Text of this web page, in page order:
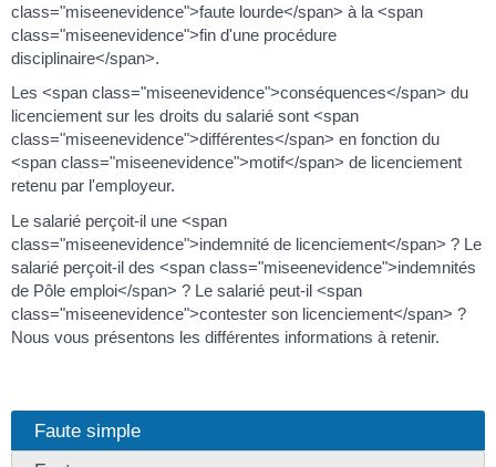
class="miseenevidence">faute lourde</span> à la <span
class="miseenevidence">fin d'une procédure
disciplinaire</span>.
Les <span class="miseenevidence">conséquences</span> du
licenciement sur les droits du salarié sont <span
class="miseenevidence">différentes</span> en fonction du
<span class="miseenevidence">motif</span> de licenciement
retenu par l'employeur.
Le salarié perçoit-il une <span
class="miseenevidence">indemnité de licenciement</span> ? Le
salarié perçoit-il des <span class="miseenevidence">indemnités
de Pôle emploi</span> ? Le salarié peut-il <span
class="miseenevidence">contester son licenciement</span> ?
Nous vous présentons les différentes informations à retenir.
Faute simple